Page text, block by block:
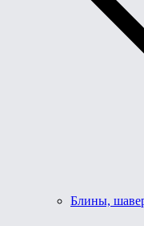
Блины,